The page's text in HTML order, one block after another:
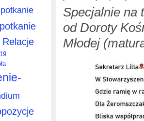
Specjalnie na
od Doroty
Młodej